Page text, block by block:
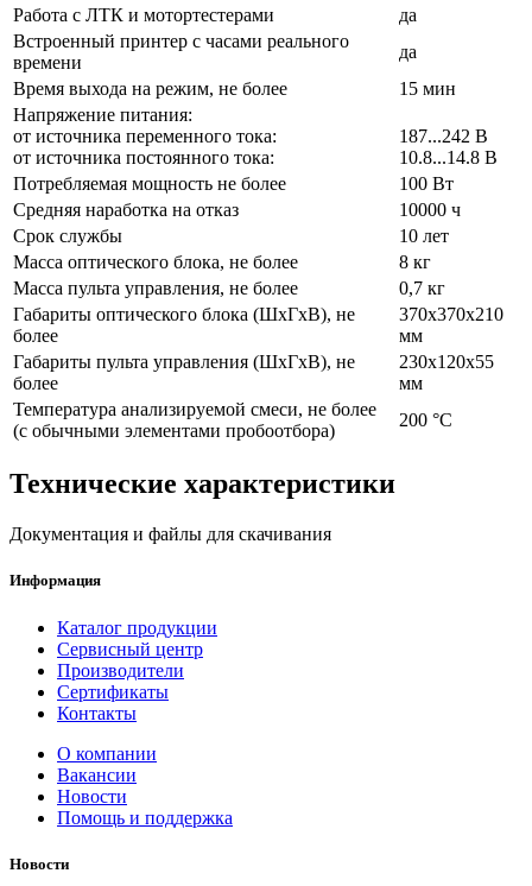
Работа с ЛТК и мотортестерами
да
Встроенный принтер с часами реального
времени
да
Время выхода на режим, не более
15 мин
Напряжение питания:
от источника переменного тока:
от источника постоянного тока:
187...242 В
10.8...14.8 В
Потребляемая мощность не более
100 Вт
Средняя наработка на отказ
10000 ч
Срок службы
10 лет
Масса оптического блока, не более
8 кг
Масса пульта управления, не более
0,7 кг
Габариты оптического блока (ШхГхВ), не
более
370х370х210
мм
Габариты пульта управления (ШхГхВ), не
более
230х120х55
мм
Температура анализируемой смеси, не более
(с обычными элементами пробоотбора)
200 °С
Технические характеристики
Документация и файлы для скачивания
Информация
Каталог продукции
Сервисный центр
Производители
Сертификаты
Контакты
О компании
Вакансии
Новости
Помощь и поддержка
Новости